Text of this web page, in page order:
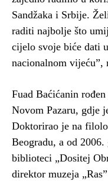
Sandžaka i Srbije.
raditi najbolje što
cijelo svoje biće dati
nacionalnom vijeću”,
Fuad Baćićanin
Novom Pazaru, gdje
Doktorirao je na
Beogradu, a od
biblioteci „Dositej
direktor muzeja